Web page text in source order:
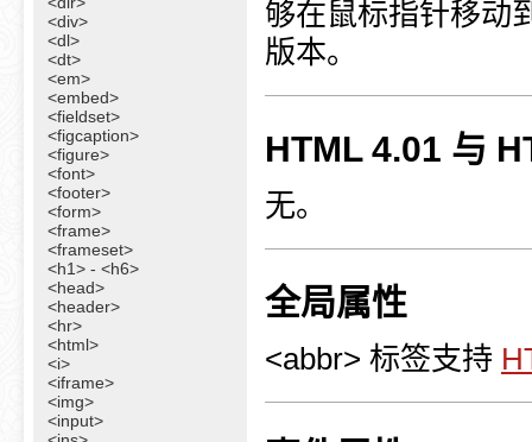
<div>
<dl>
<dt>
<em>
<embed>
<fieldset>
<figcaption>
<figure>
<font>
<footer>
<form>
<frame>
<frameset>
<h1> - <h6>
<head>
<header>
<hr>
<html>
<i>
<iframe>
<img>
<input>
够在鼠标指针移动
版本。
HTML 4.01 与
无。
全局属性
<abbr> 标签支持